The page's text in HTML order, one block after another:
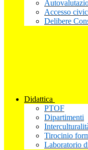
Accesso
Delibere
Didattica
PTOF
Dipartimenti
Tirocinio
Laboratorio